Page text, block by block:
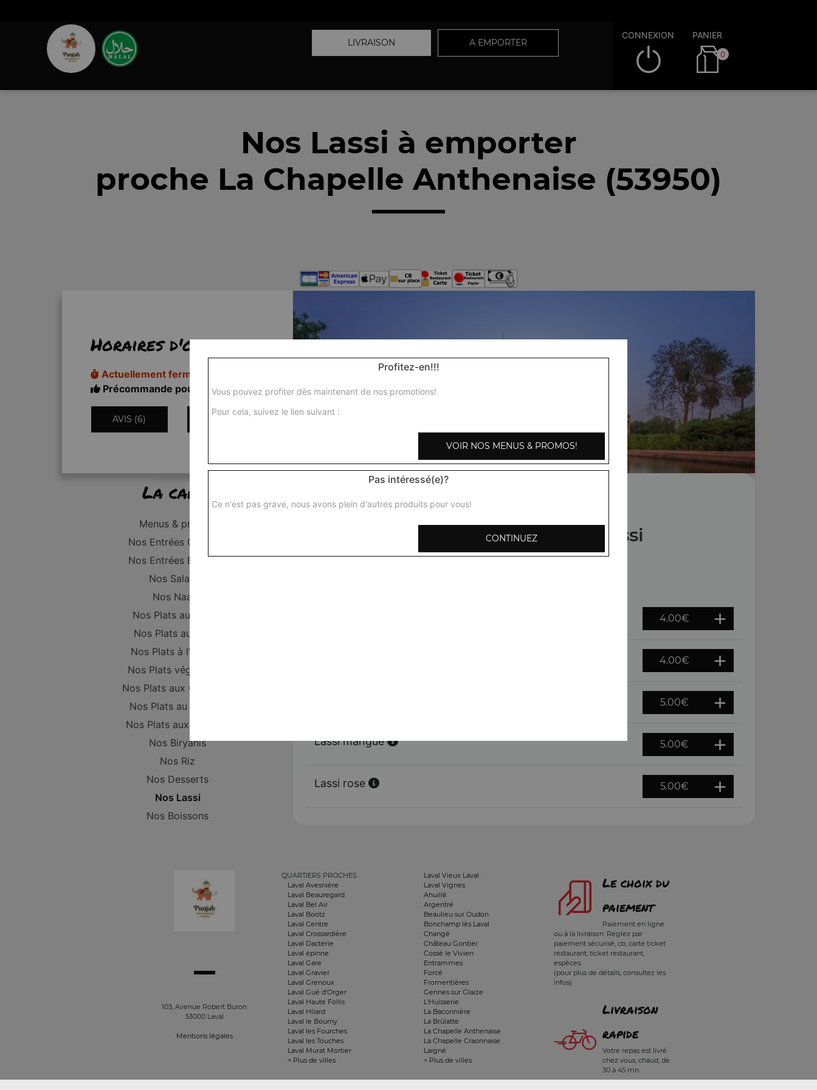
LIVRAISON A EMPORTER
CONNEXION PANIER
0
Nos Lassi à emporter
proche La Chapelle Anthenaise (53950)
Horaires d'ouverture
Actuellement fermé
Précommande pour 11h50
AVIS (6) INFORMATIONS
La carte
Menus & promos
Nos Entrées Grillades
Nos Entrées Beignets
Nos Salades
Nos Naans
Nos Plats au Poulet
Nos Plats au Boeuf
Nos Plats à l'Agneau
Nos Plats végétariens
Nos Plats aux Crevettes
Nos Plats au Poisson
Nos Plats aux Gambas
Nos Biryanis
Nos Riz
Nos Desserts
Nos Lassi
Nos Boissons
Nos Lassi
4.00€
4.00€
5.00€
Lassi mangue 5.00€
Lassi rose 5.00€
103, Avenue Robert Buron
53000 Laval
Mentions légales
QUARTIERS PROCHES
Laval Avesnière
Laval Beauregard
Laval Bel Air
Laval Bootz
Laval Centre
Laval Crossardière
Laval Dacterie
Laval épinne
Laval Gare
Laval Gravier
Laval Grenoux
Laval Gué d'Orger
Laval Haute Follis
Laval Hilard
Laval le Bourny
Laval les Fourches
Laval les Touches
Laval Murat Mortier
> Plus de villes
Laval Vieux Laval
Laval Vignes
Ahuillé
Argentré
Beaulieu sur Oudon
Bonchamp lès Laval
Changé
Château Gontier
Cossé le Vivien
Entrammes
Forcé
Fromentières
Gennes sur Glaize
L'Huisserie
La Baconnière
La Brûlatte
La Chapelle Anthenaise
La Chapelle Craonnaise
Laigné
> Plus de villes
Le choix du
paiement
Paiement en ligne
ou à la livraison. Réglez par
paiement sécurisé, cb, carte ticket
restaurant, ticket restaurant,
espèces.
(pour plus de détails, consultez les
infos)
Livraison
rapide
Votre repas est livré
chez vous, chaud, de
30 à 45 mn.
Profitez-en!!!
Vous pouvez profiter dès maintenant de nos promotions!
Pour cela, suivez le lien suivant :
VOIR NOS MENUS & PROMOS!
Pas intéressé(e)?
Ce n'est pas grave, nous avons plein d'autres produits pour vous!
CONTINUEZ